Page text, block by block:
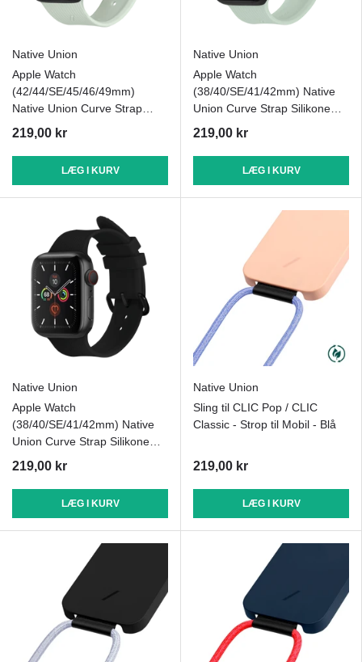
Native Union
Apple Watch
(42/44/SE/45/46/49mm)
Native Union Curve Strap
Silikone Rem - Grøn
219,00 kr
LÆG I KURV
Native Union
Apple Watch
(38/40/SE/41/42mm) Native
Union Curve Strap Silikone
Rem - Grøn
219,00 kr
LÆG I KURV
Native Union
Apple Watch
(38/40/SE/41/42mm) Native
Union Curve Strap Silikone
Rem - Sort
219,00 kr
LÆG I KURV
Native Union
Sling til CLIC Pop / CLIC
Classic - Strop til Mobil - Blå
219,00 kr
LÆG I KURV